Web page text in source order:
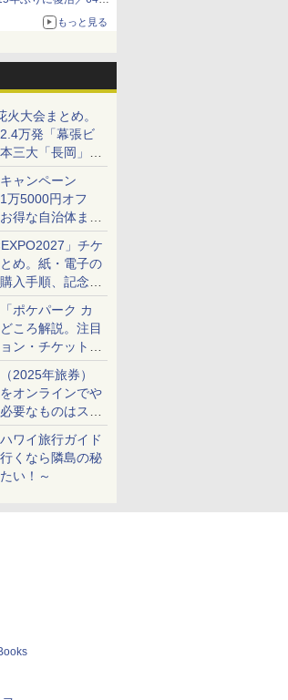
」も走り回
まで500円
もっと見る
火大会まとめ。
万発「幕張ビ
三大「長岡」な
ト目白押し！
ャンペーン
万5000円オフ
得な自治体まと
」チケ
め。紙・電子の
入手順、記念チ
ポケパーク カ
ころ解説。注目
ン・チケット手
必要な準備は？
2025年旅券）
オンラインでや
要なものはスマ
ードのみ
ワイ旅行ガイド
くなら隣島の秘
い！～